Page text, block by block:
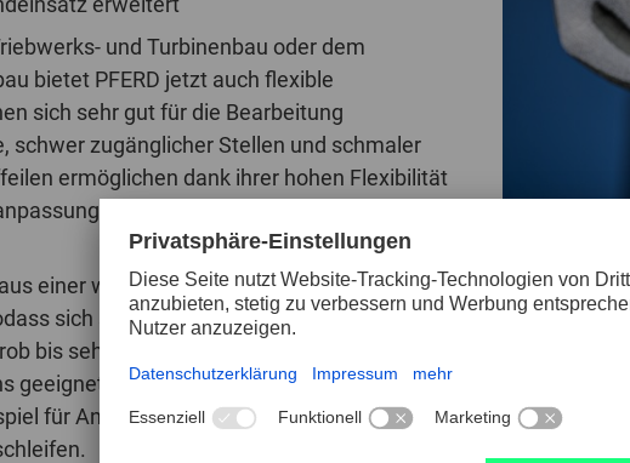
und Turbinenbau oder dem
bietet PFERD jetzt auch flexible
sich sehr gut für die Bearbeitung
schwer zugänglicher Stellen und schmaler
ermöglichen dank ihrer hohen Flexibilität
und sind auf nahezu allen
einer weitreichenden Körnungsreihe von
sich stufenweise unterschiedliche
bis sehr fein erzielen lassen. Flexible
geeignet, wenn für die Bearbeitung nur SiC
für Antriebsteile in der Flugzeugindustrie. Sie eignen sich